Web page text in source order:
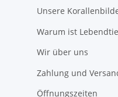
Unsere
Warum ist
Wir über uns
Zahlung und
Öffnungszeiten